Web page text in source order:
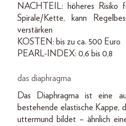
NACHTEIL: höheres Risiko
Spirale/Kette, kann
verstärken
KOSTEN: bis zu ca. 500 Euro
PEARL-INDEX: 0,6 bis 0,8
das diaphragma
Das Diaphragma ist eine
bestehende elastische Kappe,
uttermund bildet – ähnlich